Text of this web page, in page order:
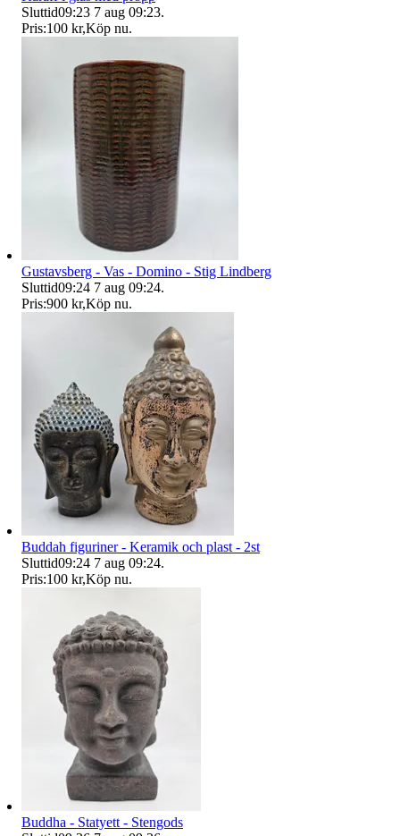
Sluttid09:23 7 aug 09:23.
Pris:100 kr,Köp nu.
Gustavsberg - Vas - Domino - Stig Lindberg
Sluttid09:24 7 aug 09:24.
Pris:900 kr,Köp nu.
Buddah figuriner - Keramik och plast - 2st
Sluttid09:24 7 aug 09:24.
Pris:100 kr,Köp nu.
Buddha - Statyett - Stengods